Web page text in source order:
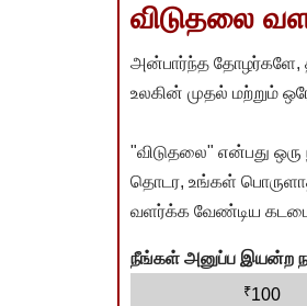
விடுதலை
அன்பார்ந்த தோழர்களே,
உலகின் முதல் மற்றும்
"விடுதலை" என்பது
தொடர, உங்கள்
வளர்க்க வேண்டிய
நீங்கள் அனுப்ப இயன்ற
₹100